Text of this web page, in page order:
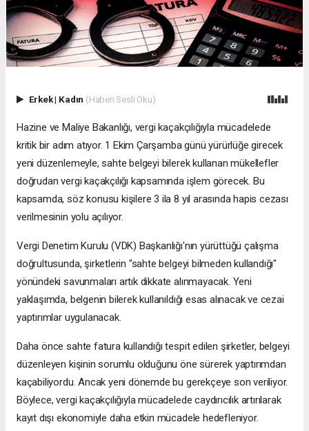
Erkek| Kadın (Haberi Sesli Oku)
Hazine ve Maliye Bakanlığı, vergi kaçakçılığıyla mücadelede
kritik bir adım atıyor. 1 Ekim Çarşamba günü yürürlüğe girecek
yeni düzenlemeyle, sahte belgeyi bilerek kullanan mükellefler
doğrudan vergi kaçakçılığı kapsamında işlem görecek. Bu
kapsamda, söz konusu kişilere 3 ila 8 yıl arasında hapis cezası
verilmesinin yolu açılıyor.
Vergi Denetim Kurulu (VDK) Başkanlığı'nın yürüttüğü çalışma
doğrultusunda, şirketlerin "sahte belgeyi bilmeden kullandığı"
yönündeki savunmaları artık dikkate alınmayacak. Yeni
yaklaşımda, belgenin bilerek kullanıldığı esas alınacak ve cezai
yaptırımlar uygulanacak.
Daha önce sahte fatura kullandığı tespit edilen şirketler, belgeyi
düzenleyen kişinin sorumlu olduğunu öne sürerek yaptırımdan
kaçabiliyordu. Ancak yeni dönemde bu gerekçeye son veriliyor.
Böylece, vergi kaçakçılığıyla mücadelede caydırıcılık artırılarak
kayıt dışı ekonomiyle daha etkin mücadele hedefleniyor.